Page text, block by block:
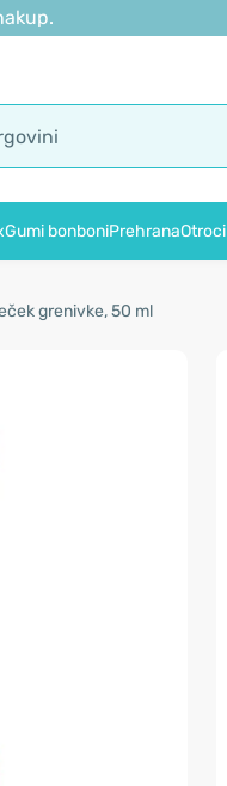
Gumi bonboniPrehranaOtroci
grenivke, 50 ml